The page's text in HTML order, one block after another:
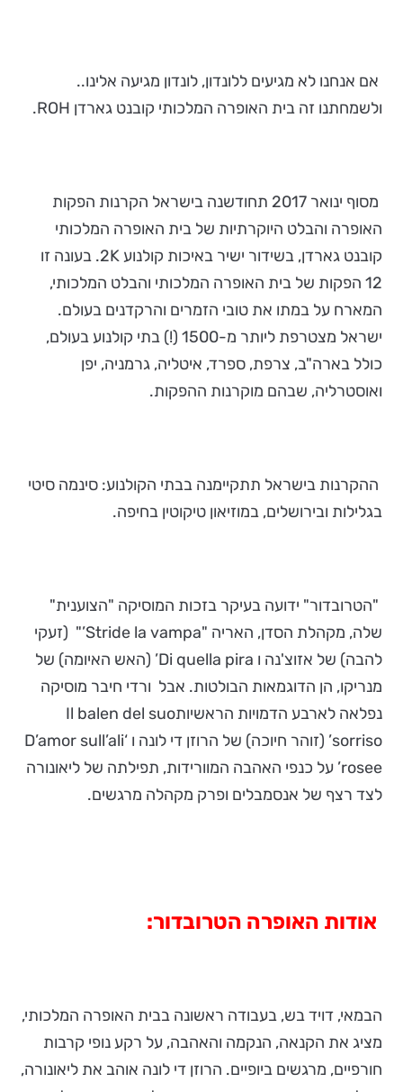
אם אנחנו לא מגיעים ללונדון, לונדון מגיעה אלינו..
ולשמחתנו זה בית האופרה המלכותי קובנט גארדן ROH.
מסוף ינואר 2017 תחודשנה בישראל הקרנות הפקות
האופרה והבלט היוקרתיות של בית האופרה המלכותי
קובנט גארדן, בשידור ישיר באיכות קולנוע 2K. בעונה זו
12 הפקות של בית האופרה המלכותי והבלט המלכותי,
המארח על במתו את טובי הזמרים והרקדנים בעולם.
ישראל מצטרפת ליותר מ-1500 (!) בתי קולנוע בעולם,
כולל בארה"ב, צרפת, ספרד, איטליה, גרמניה, יפן
ואוסטרליה, שבהם מוקרנות ההפקות.
ההקרנות בישראל תתקיימנה בבתי הקולנוע: סינמה סיטי
בגלילות ובירושלים, במוזיאון טיקוטין בחיפה.
"הטרובדור" ידועה בעיקר בזכות המוסיקה "הצוענית"
שלה, מקהלת הסדן, האריה "Stride la vampa’" (זעקי
להבה) של אזוצ'נה ו Di quella pira’ (האש האיומה) של
מנריקו, הן הדוגמאות הבולטות. אבל ורדי חיבר מוסיקה
נפלאה לארבע הדמויות הראשיותIl balen del suo
sorriso’ (זוהר חיוכה) של הרוזן די לונה ו ‘D’amor sull’ali
rosee’ על כנפי האהבה המוורידות, תפילתה של ליאונורה
לצד רצף של אנסמבלים ופרק מקהלה מרגשים.
אודות האופרה הטרובדור:
הבמאי, דויד בש, בעבודה ראשונה בבית האופרה המלכותי,
מציג את הקנאה, הנקמה והאהבה, על רקע נופי קרבות
חורפיים, מרגשים ביופיים. הרוזן די לונה אוהב את ליאונורה,